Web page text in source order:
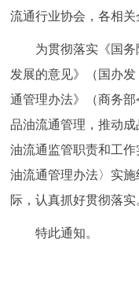
政民互动
12345网上接诉即办
参与调查
走进北京
北京概况
流通行业协会，各相关
为贯彻落实《国务
发展的意见》（国办
通管理办法》（商务
品油流通管理，推动
油流通监管职责和工
油流通管理办法〉实
际，认真抓好贯彻落实
特此通知。